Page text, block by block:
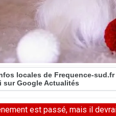
locales de Frequence-sud.fr
sur Google Actualités
est passé, mais il